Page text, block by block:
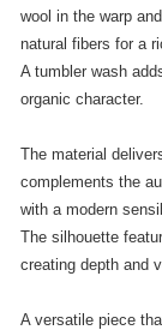
wool in the warp
natural fibers for a
A tumbler wash
organic character.
The material
complements the
with a modern
The silhouette
creating depth and
A versatile piece